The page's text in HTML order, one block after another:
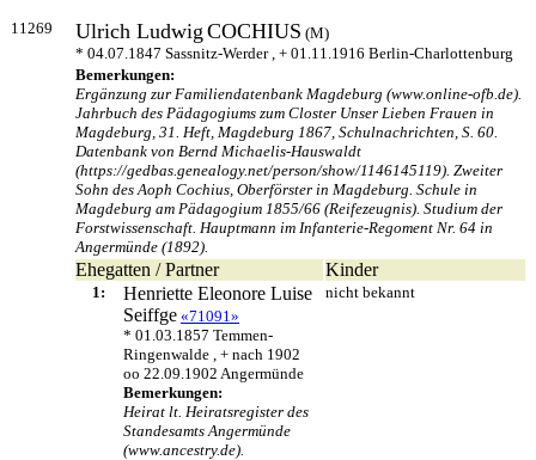
11269 Ulrich Ludwig COCHIUS (M)
* 04.07.1847 Sassnitz-Werder , + 01.11.1916 Berlin-Charlottenburg
Bemerkungen:
Ergänzung zur Familiendatenbank Magdeburg (www.online-ofb.de).
Jahrbuch des Pädagogiums zum Closter Unser Lieben Frauen in
Magdeburg, 31. Heft, Magdeburg 1867, Schulnachrichten, S. 60.
Datenbank von Bernd Michaelis-Hauswaldt
(https://gedbas.genealogy.net/person/show/1146145119). Zweiter
Sohn des Aoph Cochius, Oberförster in Magdeburg. Schule in
Magdeburg am Pädagogium 1855/66 (Reifezeugnis). Studium der
Forstwissenschaft. Hauptmann im Infanterie-Regoment Nr. 64 in
Angermünde (1892).
Ehegatten / Partner Kinder
1:
Henriette Eleonore Luise
Seiffge «71091»
* 01.03.1857 Temmen-
Ringenwalde , + nach 1902
oo 22.09.1902 Angermünde
Bemerkungen:
Heirat lt. Heiratsregister des
Standesamts Angermünde
(www.ancestry.de).
nicht bekannt